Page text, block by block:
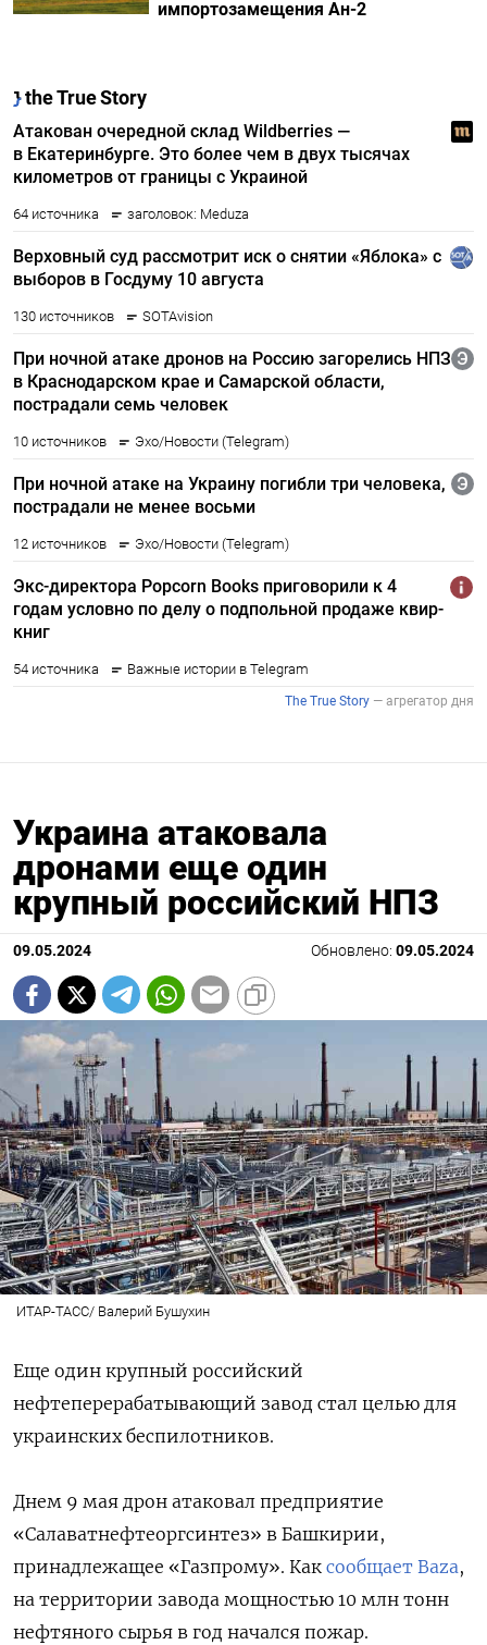
импортозамещения Ан-2
Украина атаковала
дронами еще один
крупный российский НПЗ
09.05.2024 Обновлено: 09.05.2024
ИТАР-ТАСС/ Валерий Бушухин
Еще один крупный российский
нефтеперерабатывающий завод стал целью для
украинских беспилотников.
Днем 9 мая дрон атаковал предприятие
«Салаватнефтеоргсинтез» в Башкирии,
принадлежащее «Газпрому». Как сообщает Baza,
на территории завода мощностью 10 млн тонн
нефтяного сырья в год начался пожар.